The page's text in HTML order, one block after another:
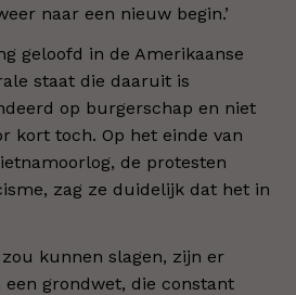
naar een nieuw begin.’
geloofd in de Amerikaanse
staat die daaruit is
op burgerschap en niet
kort toch. Op het einde van
de protesten
zag ze duidelijk dat het in
kunnen slagen, zijn er
grondwet, die constant